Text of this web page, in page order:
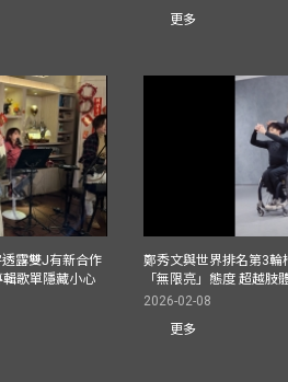
更多
露雙J有新合作
歌單隱藏小心
鄭秀文與世界排名第3輪
「無限亮」態度 超越肢
2026-02-08
更多